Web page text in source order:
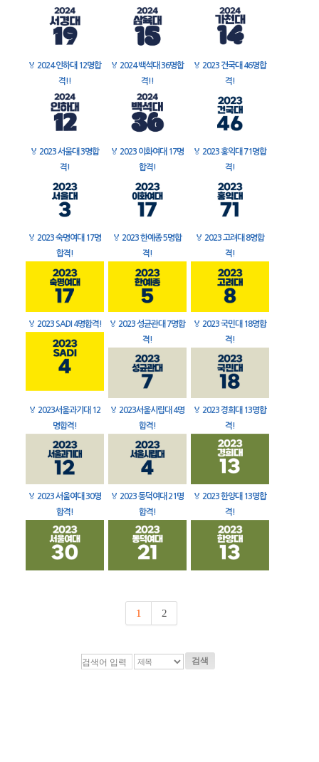
🏅 2024 인하대 12명합
격!!
🏅 2024 백석대 36명합
격!!
🏅 2023 건국대 46명합
격!
🏅 2023 서울대 3명합
격!
🏅 2023 이화여대 17명
합격!
🏅 2023 홍익대 71명합
격!
🏅 2023 숙명여대 17명
합격!
🏅 2023 한예종 5명합
격!
🏅 2023 고려대 8명합
격!
🏅 2023 SADI 4명합격! 🏅 2023 성균관대 7명합
격!
🏅 2023 국민대 18명합
격!
🏅 2023서울과기대 12
명합격!
🏅 2023서울시립대 4명
합격!
🏅 2023 경희대 13명합
격!
🏅 2023 서울여대 30명
합격!
🏅 2023 동덕여대 21명
합격!
🏅 2023 한양대 13명합
격!
1 2
검색